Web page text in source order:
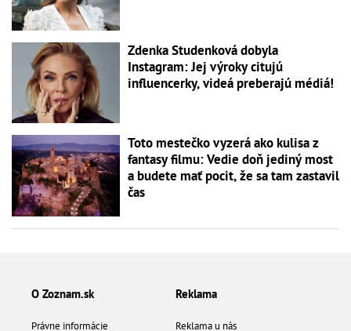
Zdenka Studenková dobyla
Instagram: Jej výroky citujú
influencerky, videá preberajú médiá!
Toto mestečko vyzerá ako kulisa z
fantasy filmu: Vedie doň jediný most
a budete mať pocit, že sa tam zastavil
čas
O Zoznam.sk
Právne informácie
Reklama
Reklama u nás